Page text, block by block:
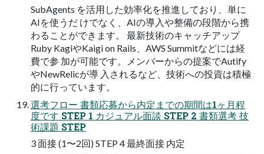
SubAgents を活⽤した効率化を推進しており、単に
AIを使うだ けでなく、AIの導⼊や整備の段階から携
わることができます。 最新技術のキャッチアップ
Ruby KagiやKaigi on Rails、AWS Summitなどには経
費で参 加が可能です。メンバーからの提案でAutify
やNewRelicが導 ⼊されるなど、技術への投資は積極
的に⾏っています。
選考フロー 書類応募から内定までの期間は1ヶ⽉程
度です STEP 1 カジュアル⾯談 STEP 2 書類選考 技
術課題 STEP
3 ⾯接 (1〜2回) STEP 4 最終⾯接 内定